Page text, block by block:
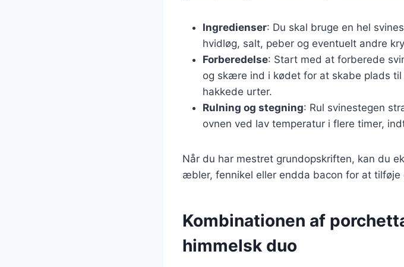
Ingredienser: Du skal bruge en hel
hvidløg, salt, peber og eventuelt andre
Forberedelse: Start med at forberede
og skære ind i kødet for at skabe plads
hakkede urter.
Rulning og stegning: Rul svinestegen
ovnen ved lav temperatur i flere timer,
Når du har mestret grundopskriften, kan du
æbler, fennikel eller endda bacon for at tilføje
Kombinationen af
himmelsk duo